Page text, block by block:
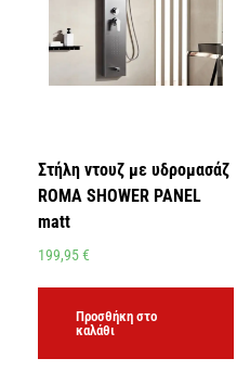
Στήλη ντουζ με υδρομασάζ
ROMA SHOWER PANEL
matt
199,95€
Προσθήκη στο
καλάθι